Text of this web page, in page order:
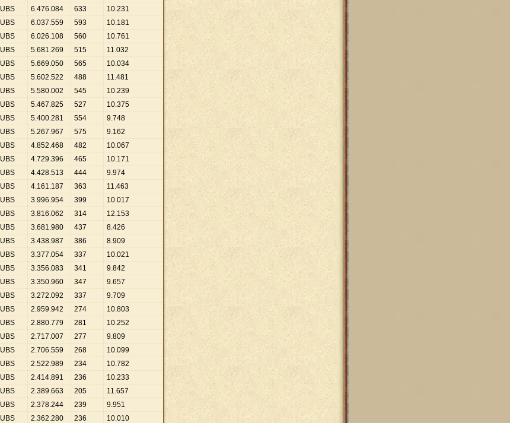
UBS 6.476.084 633 10.231
UBS 6.037.559 593 10.181
UBS 6.026.108 560 10.761
UBS 5.681.269 515 11.032
UBS 5.669.050 565 10.034
UBS 5.602.522 488 11.481
UBS 5.580.002 545 10.239
UBS 5.467.825 527 10.375
UBS 5.400.281 554 9.748
UBS 5.267.967 575 9.162
UBS 4.852.468 482 10.067
UBS 4.729.396 465 10.171
UBS 4.428.513 444 9.974
UBS 4.161.187 363 11.463
UBS 3.996.954 399 10.017
UBS 3.816.062 314 12.153
UBS 3.681.980 437 8.426
UBS 3.438.987 386 8.909
UBS 3.377.054 337 10.021
UBS 3.356.083 341 9.842
UBS 3.350.960 347 9.657
UBS 3.272.092 337 9.709
UBS 2.959.942 274 10.803
UBS 2.880.779 281 10.252
UBS 2.717.007 277 9.809
UBS 2.706.559 268 10.099
UBS 2.522.989 234 10.782
UBS 2.414.891 236 10.233
UBS 2.389.663 205 11.657
UBS 2.378.244 239 9.951
UBS 2.362.280 236 10.010